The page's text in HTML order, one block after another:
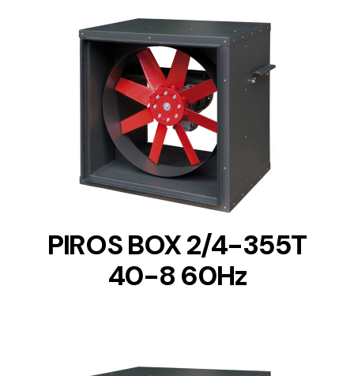
DETAILS
PIROS BOX 2/4-355T
40-8 60Hz